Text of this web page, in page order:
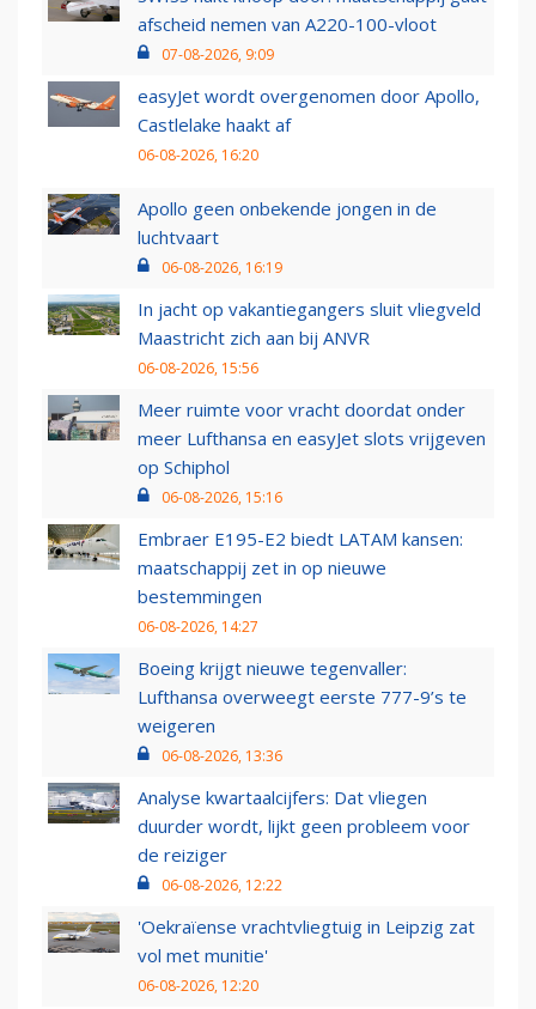
afscheid nemen van A220-100-vloot
07-08-2026, 9:09
easyJet wordt overgenomen door Apollo,
Castlelake haakt af
06-08-2026, 16:20
Apollo geen onbekende jongen in de
luchtvaart
06-08-2026, 16:19
In jacht op vakantiegangers sluit vliegveld
Maastricht zich aan bij ANVR
06-08-2026, 15:56
Meer ruimte voor vracht doordat onder
meer Lufthansa en easyJet slots vrijgeven
op Schiphol
06-08-2026, 15:16
Embraer E195-E2 biedt LATAM kansen:
maatschappij zet in op nieuwe
bestemmingen
06-08-2026, 14:27
Boeing krijgt nieuwe tegenvaller:
Lufthansa overweegt eerste 777-9’s te
weigeren
06-08-2026, 13:36
Analyse kwartaalcijfers: Dat vliegen
duurder wordt, lijkt geen probleem voor
de reiziger
06-08-2026, 12:22
'Oekraïense vrachtvliegtuig in Leipzig zat
vol met munitie'
06-08-2026, 12:20